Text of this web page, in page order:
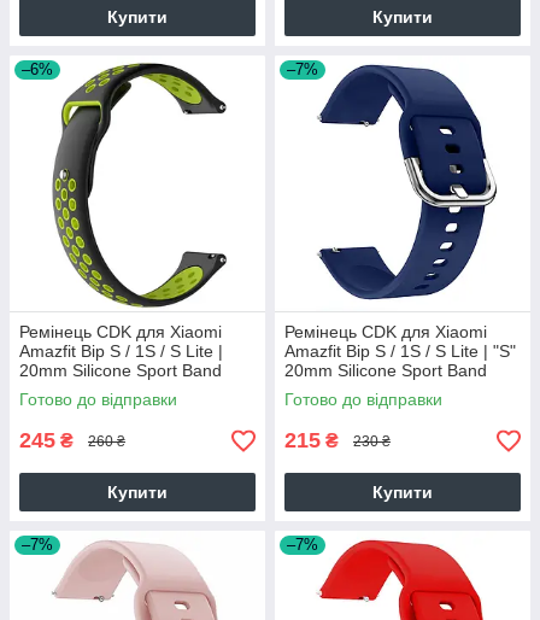
Купити Купити
–6%
Ремінець CDK для Xiaomi
Amazfit Bip S / 1S / S Lite |
20mm Silicone Sport Band
Nike (011906) (black / green)
Готово до відправки
245 ₴ 260 ₴
Купити
–7%
Ремінець CDK для Xiaomi
Amazfit Bip S / 1S / S Lite | "S"
20mm Silicone Sport Band
Classic (012194) (dark blue)
Готово до відправки
215 ₴ 230 ₴
Купити
–7% –7%